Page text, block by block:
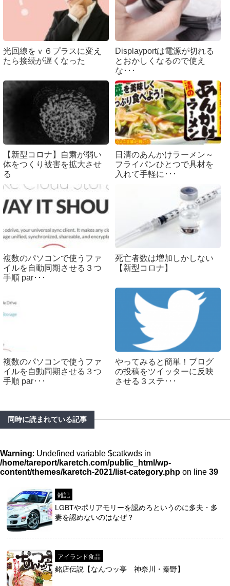
光回線をｖ６プラスに変え
たら接続が遅くなった
Displayportは電源が切れる
とおかしくなるので使え
な･･･
【新型コロナ】自粛が弱い
体をつくり被害を拡大させ
る
日清のあんかけラーメン～
フライパンひとつで具材を
入れて手軽に･･･
複数のパソコンで使うファ
イルを自動同期させる３つ
手順 par･･･
死亡者数は増加しかしない
【新型コロナ】
複数のパソコンで使うファ
イルを自動同期させる３つ
手順 par･･･
やってみると簡単！ブログ
の投稿をツイッターに反映
させる３ステ･･･
同時に読まれている記事
Warning: Undefined variable $catkwds in
/home/tareport/karetch.com/public_html/wp-
content/themes/karetch-2021/list-category.php on line 39
雑記
LGBTやポリアモリーを認めろというのに多夫・多
妻を認めないのはなぜ？
アイランド食品
銘店伝説【なんつッ亭 神奈川・秦野】